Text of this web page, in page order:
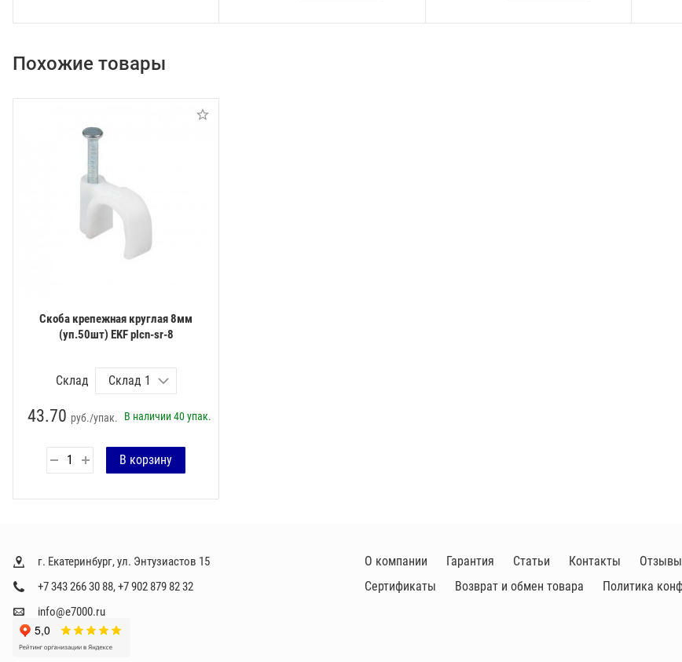
Похожие товары
Скоба крепежная круглая 8мм
(уп.50шт) EKF plcn-sr-8
Склад
43.70 руб./упак. В наличии40 упак.
г. Екатеринбург, ул. Энтузиастов 15
+7 343 266 30 88,+7 902 879 82 32
info@e7000.ru
О компании Гарантия Статьи Контакты Отзывы
Сертификаты
Возврат и обмен товара Политика